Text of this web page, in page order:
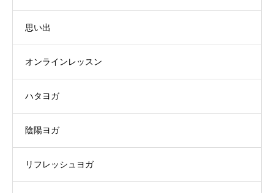
思い出
オンラインレッスン
ハタヨガ
陰陽ヨガ
リフレッシュヨガ